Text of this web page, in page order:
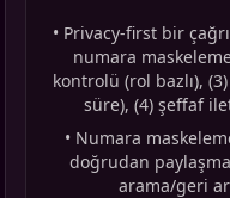
• Privacy-first bir
numara
kontrolü (rol bazlı),
süre), (4) şeffaf
• Numara
doğrudan
arama/geri